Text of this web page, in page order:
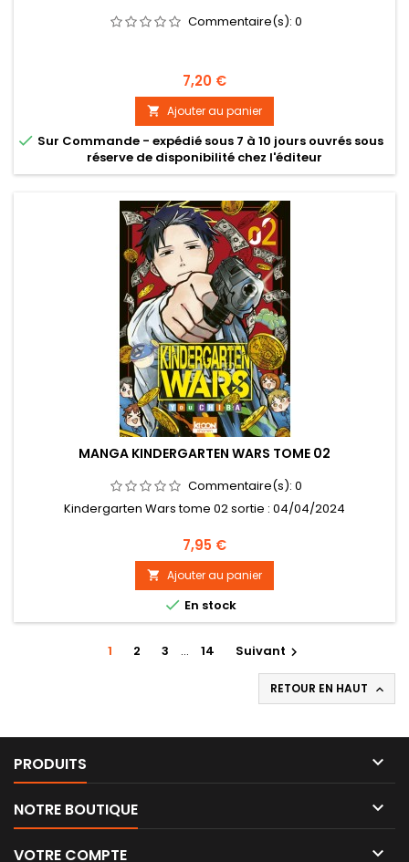
Commentaire(s): 0
Prix
7,20 €
 Ajouter au panier
 Sur Commande - expédié sous 7 à 10 jours ouvrés sous
réserve de disponibilité chez l'éditeur
MANGA KINDERGARTEN WARS TOME 02
Commentaire(s): 0
Kindergarten Wars tome 02 sortie : 04/04/2024
Prix
7,95 €
 Ajouter au panier
 En stock
1 2 3 … 14 Suivant 
RETOUR EN HAUT 
PRODUITS 
NOTRE BOUTIQUE 
VOTRE COMPTE 